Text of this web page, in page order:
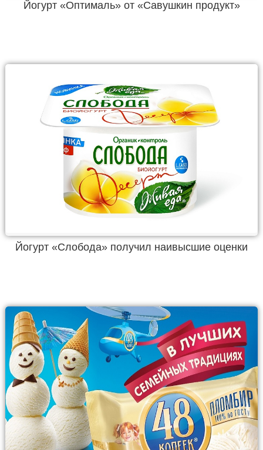
Йогурт «Оптималь» от «Савушкин продукт»
Йогурт «Слобода» получил наивысшие оценки